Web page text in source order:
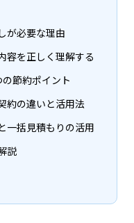
が必要な理由
容を正しく理解する
節約ポイント
約の違いと活用法
一括見積もりの活用
説